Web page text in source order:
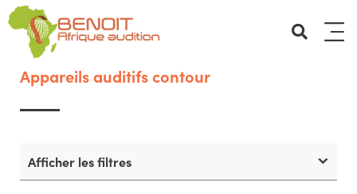
Appareils auditifs contour
Afficher les filtres